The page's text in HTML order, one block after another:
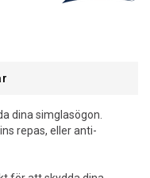
dina simglasögon.
repas, eller anti-